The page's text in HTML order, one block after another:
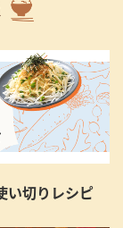
い切りレシピ